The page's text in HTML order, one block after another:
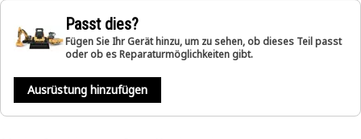
Passt dies?
Fügen Sie Ihr Gerät hinzu, um zu sehen, ob dieses Teil passt
oder ob es Reparaturmöglichkeiten gibt.
Ausrüstung hinzufügen